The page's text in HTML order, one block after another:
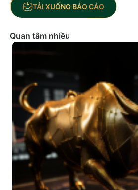
TẢI XUỐNG BÁO CÁO
Quan tâm nhiều